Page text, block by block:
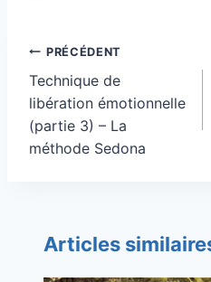
Navigation
de
l’article
PRÉCÉDENT
Technique de
libération émotionnelle
(partie 3) – La
méthode Sedona
Articles